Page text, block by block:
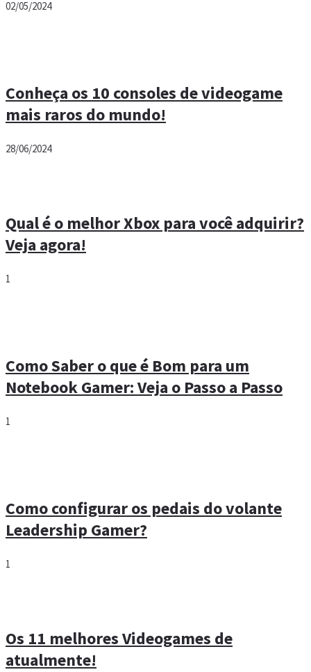
02/05/2024
Conheça os 10 consoles de videogame
mais raros do mundo!
28/06/2024
Qual é o melhor Xbox para você adquirir?
Veja agora!
1
Como Saber o que é Bom para um
Notebook Gamer: Veja o Passo a Passo
1
Como configurar os pedais do volante
Leadership Gamer?
1
Os 11 melhores Videogames de
atualmente!